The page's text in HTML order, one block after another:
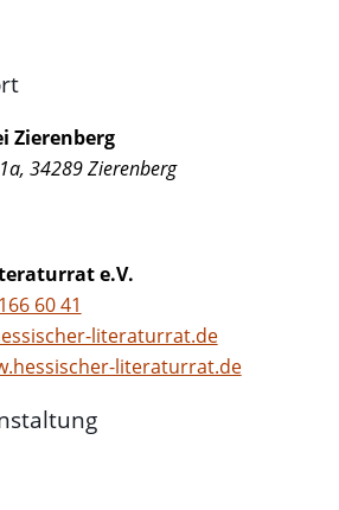
Zierenberg
34289 Zierenberg
e.V.
60 41
literaturrat.de
literaturrat.de